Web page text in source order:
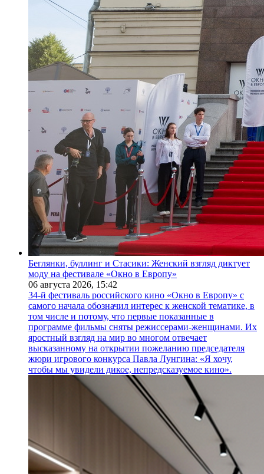
Беглянки, буллинг и Стасики: Женский взгляд диктует
моду на фестивале «Окно в Европу»
06 августа 2026, 15:42
34-й фестиваль российского кино «Окно в Европу» с
самого начала обозначил интерес к женской тематике, в
том числе и потому, что первые показанные в
программе фильмы сняты режиссерами-женщинами. Их
яростный взгляд на мир во многом отвечает
высказанному на открытии пожеланию председателя
жюри игрового конкурса Павла Лунгина: «Я хочу,
чтобы мы увидели дикое, непредсказуемое кино».